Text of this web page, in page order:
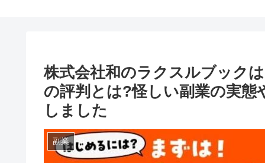
株式会社和のラクスルブック
の評判とは?怪しい副業の実態
しました
副業